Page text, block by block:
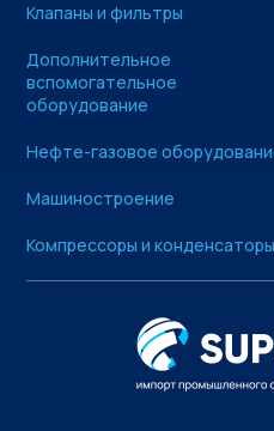
Клапаны и фильтры
Дополнительное
вспомогательное
оборудование
Нефте-газовое
Машиностроение
Компрессоры и конденсаторы